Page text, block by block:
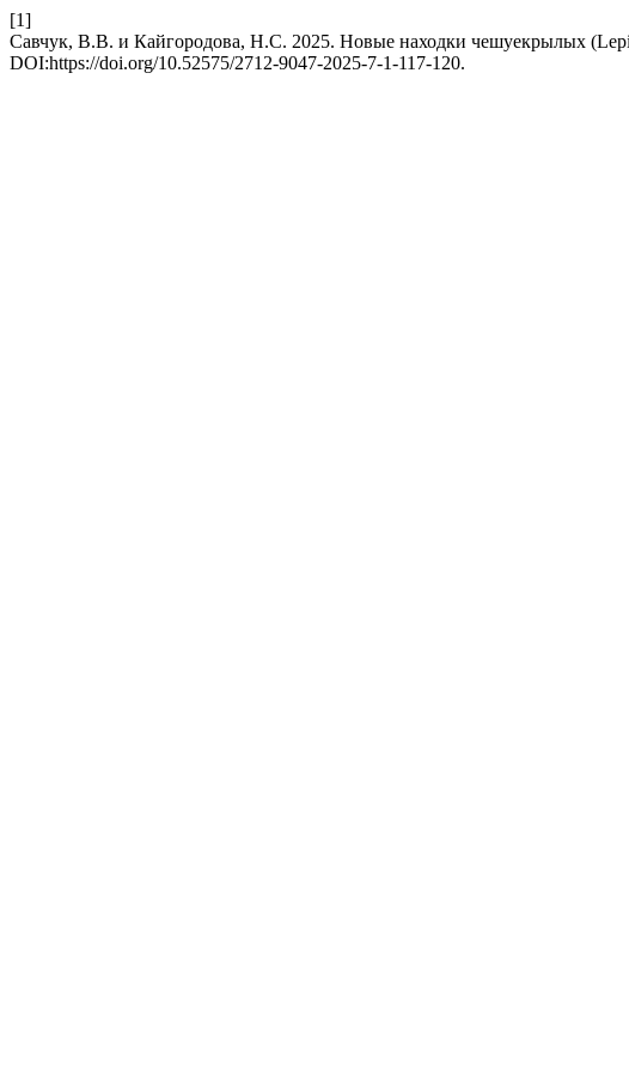
[1]
Савчук, В.В. и Кайгородова, Н.С. 2025. Новые находки чешуекрылых
DOI:https://doi.org/10.52575/2712-9047-2025-7-1-117-120.